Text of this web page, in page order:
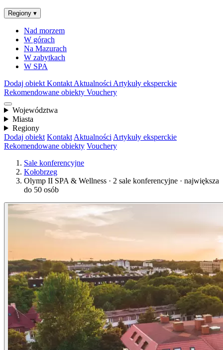
Regiony ▾
Nad morzem
W górach
Na Mazurach
W zabytkach
W SPA
Dodaj obiekt Kontakt Aktualności Artykuły eksperckie
Rekomendowane obiekty Vouchery
Województwa
Miasta
Regiony
Dodaj obiekt Kontakt Aktualności Artykuły eksperckie
Rekomendowane obiekty Vouchery
Sale konferencyjne
Kołobrzeg
Olymp II SPA & Wellness · 2 sale konferencyjne · największa
do 50 osób